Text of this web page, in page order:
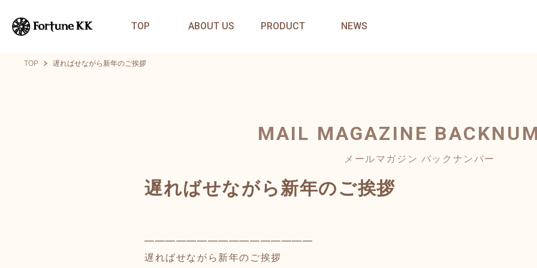
TOP ABOUT US PRODUCT NEWS
TOP 遅ればせながら新年のご挨拶
MAIL MAGAZINE
メールマガジン バックナンバー
遅ればせながら新年のご挨拶
━━━━━━━━━━━━━━━━
遅ればせながら新年のご挨拶